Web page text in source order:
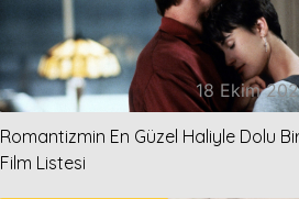
18 Ekim
Romantizmin En Güzel Haliyle Dolu
Film Listesi